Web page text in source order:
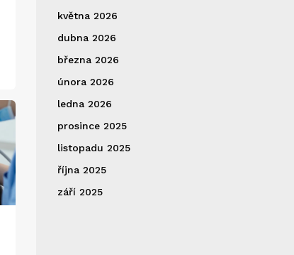
května 2026
dubna 2026
března 2026
února 2026
ledna 2026
prosince 2025
listopadu 2025
října 2025
září 2025